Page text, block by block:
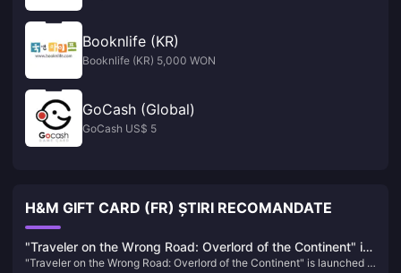
Booknlife (KR)
Booknlife (KR) 5,000 WON
GoCash (Global)
GoCash US$ 5
H&M GIFT CARD (FR) ȘTIRI RECOMANDATE
"Traveler on the Wrong Road: Overlord of the Continent" is
launched in public beta today! Octopath Travelers gather
"Traveler on the Wrong Road: Overlord of the Continent" is launched in